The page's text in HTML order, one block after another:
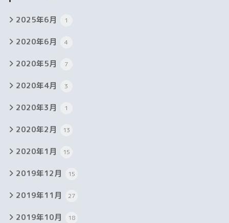
2025年6月 1
2020年6月 4
2020年5月 7
2020年4月 3
2020年3月 1
2020年2月 13
2020年1月 15
2019年12月 15
2019年11月 27
2019年10月 18